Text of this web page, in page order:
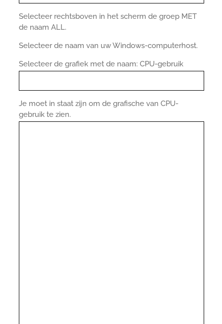
Selecteer rechtsboven in het scherm de groep MET
de naam ALL.
Selecteer de naam van uw Windows-computerhost.
Selecteer de grafiek met de naam: CPU-gebruik
Je moet in staat zijn om de grafische van CPU-
gebruik te zien.